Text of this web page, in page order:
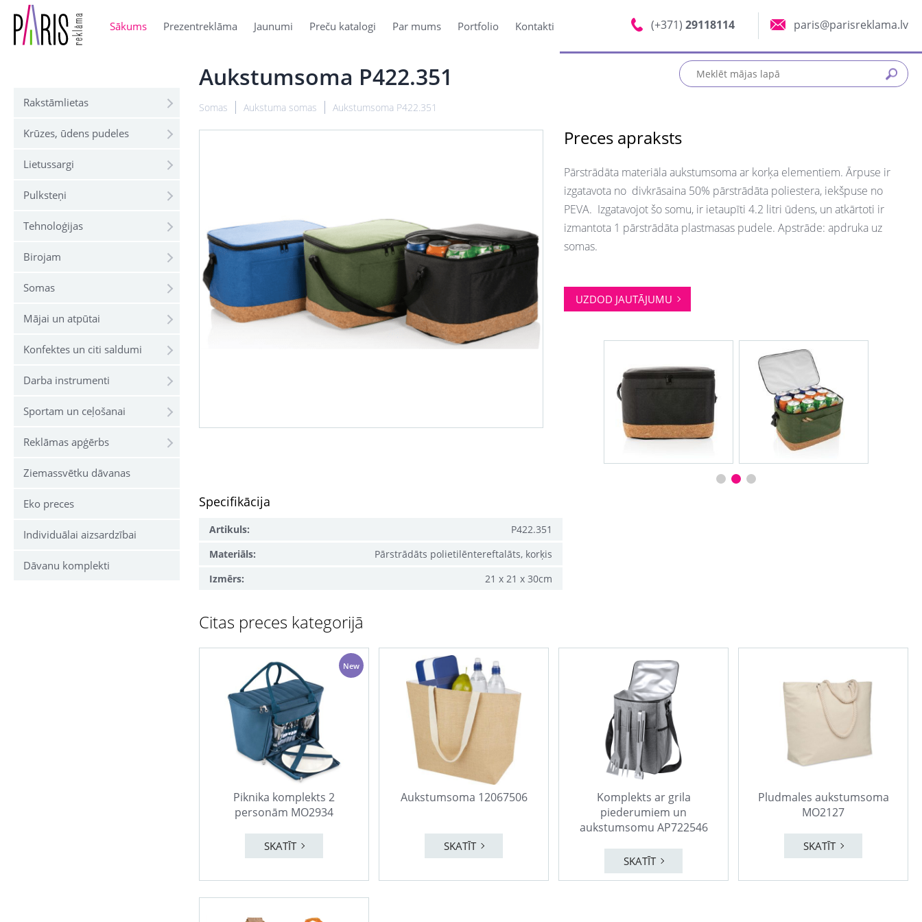
Sākums Prezentreklāma Jaunumi Preču katalogi Par mums Portfolio Kontakti (+371) 29118114 paris@parisreklama.lv
Rakstāmlietas
Krūzes, ūdens pudeles
Lietussargi
Pulksteņi
Tehnoloģijas
Birojam
Somas
Mājai un atpūtai
Konfektes un citi saldumi
Darba instrumenti
Sportam un ceļošanai
Reklāmas apģērbs
Ziemassvētku dāvanas
Eko preces
Individuālai aizsardzībai
Dāvanu komplekti
Aukstumsoma P422.351
Somas Aukstuma somas Aukstumsoma P422.351
Preces apraksts
Pārstrādāta materiāla aukstumsoma ar korķa elementiem. Ārpuse ir
izgatavota no divkrāsaina 50% pārstrādāta poliestera, iekšpuse no
PEVA. Izgatavojot šo somu, ir ietaupīti 4.2 litri ūdens, un atkārtoti ir
izmantota 1 pārstrādāta plastmasas pudele. Apstrāde: apdruka uz
somas.
UZDOD JAUTĀJUMU
Specifikācija
Artikuls:
P422.351
Materiāls:
Pārstrādāts polietilēntereftalāts, korķis
Izmērs:
21 x 21 x 30cm
Citas preces kategorijā
New
Piknika komplekts 2
personām MO2934
SKATĪT
Aukstumsoma 12067506
SKATĪT
Komplekts ar grila
piederumiem un
aukstumsomu AP722546
SKATĪT
Pludmales aukstumsoma
MO2127
SKATĪT